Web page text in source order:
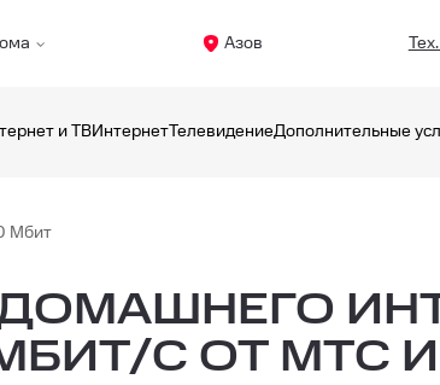
Азов
и ТВИнтернетТелевидениеДополнительные
Мбит
С ОТ МТС И